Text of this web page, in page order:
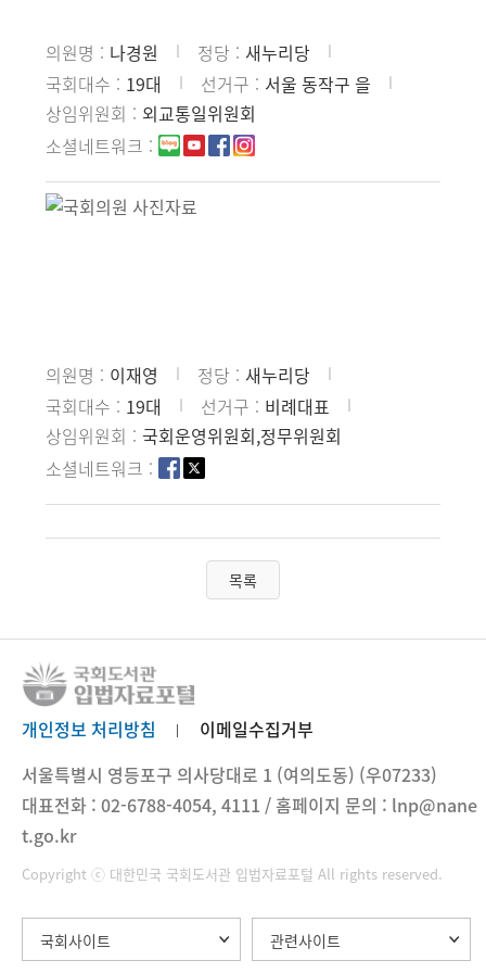
의원명 나경원 정당
새누리당
국회대수
19대 선거구
서울 동작구 을
상임위원회
외교통일위원회
소셜네트워크
의원명 이재영 정당
새누리당
국회대수
19대 선거구
비례대표
상임위원회
국회운영위원회,정무위원회
소셜네트워크
목록
개인정보 처리방침
이메일수집거부
서울특별시 영등포구 의사당대로 1 (여의도동) (우07233)
대표전화 : 02-6788-4054, 4111 / 홈페이지 문의 : lnp@nane
t.go.kr
Copyright ⓒ 대한민국 국회도서관 입법자료포털 All rights reserved.
국회사이트 관련사이트